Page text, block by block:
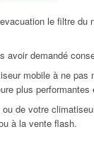
le filtre du
avoir demandé
mobile à ne pas
plus performantes
de votre
à la vente flash.